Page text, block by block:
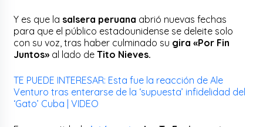
Y es que la salsera peruana abrió nuevas fechas
para que el público estadounidense se deleite solo
con su voz, tras haber culminado su gira «Por Fin
Juntos» al lado deTito Nieves.
TE PUEDE INTERESAR: Esta fue la reacción de Ale
Venturo tras enterarse de la ‘supuesta’ infidelidad del
‘Gato’ Cuba | VIDEO